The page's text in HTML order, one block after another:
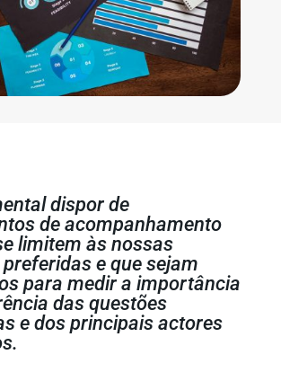
dispor de
de acompanhamento
limitem às nossas
e que sejam
para medir a importância
das questões
e dos principais actores